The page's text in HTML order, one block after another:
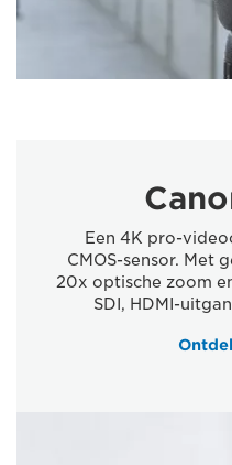
Een 4K pro-
CMOS-sensor. Met
20x optische zoom
SDI, HDMI-